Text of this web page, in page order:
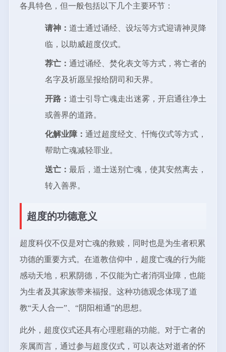
各具特色，但一般包括以下几个主要环节：
请神： 道士通过诵经、设坛等方式迎请神灵降
临，以助威超度仪式。
荐亡： 通过诵经、焚化表文等方式，将亡者的
名字及祈愿呈报给阴司和天界。
开路： 道士引导亡魂走出迷雾，开启通往净土
或善界的道路。
化解业障： 通过超度经文、忏悔仪式等方式，
帮助亡魂减轻罪业。
送亡： 最后，道士送别亡魂，使其安然离去，
转入善界。
超度的功德意义
超度科仪不仅是对亡魂的救赎，同时也是为生者积累
功德的重要方式。在道教信仰中，超度亡魂的行为能
感动天地，积累阴德，不仅能为亡者消弭业障，也能
为生者及其家族带来福报。这种功德观念体现了道
教“天人合一”、“阴阳相通”的思想。
此外，超度仪式还具有心理慰藉的功能。对于亡者的
亲属而言，通过参与超度仪式，可以表达对逝者的怀